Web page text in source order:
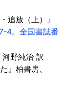
追放（上）』
4。 全国書誌番
野純治 訳
』柏書房、